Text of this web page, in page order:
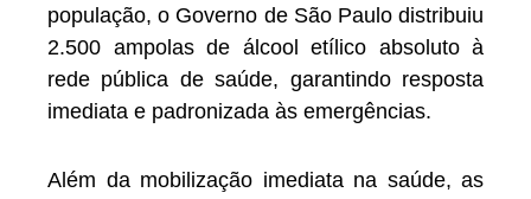
população, o Governo de São Paulo distribuiu
2.500 ampolas de álcool etílico absoluto à
rede pública de saúde, garantindo resposta
imediata e padronizada às emergências.
Além da mobilização imediata na saúde, as